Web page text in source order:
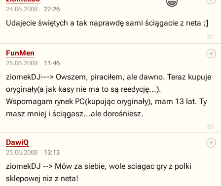
24.06.2008 22:26
32
Udajecie świętych a tak naprawdę sami ściągacie z neta ;]
25.06.2008 11:46
33
FunMen
ziomekDJ---> Owszem, piraciłem, ale dawno. Teraz kupuje
oryginały(a jak kasy nie ma to są reedycję...).
Wspomagam rynek PC(kupując oryginały), mam 13 lat. Ty
masz mniej i ściągasz...ale dorośniesz.
25.06.2008 13:13
DawiQ
ziomekDJ --> Mów za siebie, wole sciagac gry z polki
sklepowej niz z neta!